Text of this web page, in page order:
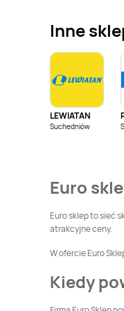
Euro Sklep
Cieszanów
Euro Sklep
Euro Sklep
Motyczna
Euro Sklep
Euro Sklep
Inne
LEWIATAN
Suchedniów
Euro
Euro sklep to sieć
atrakcyjne ceny.
W ofercie Euro
Kiedy